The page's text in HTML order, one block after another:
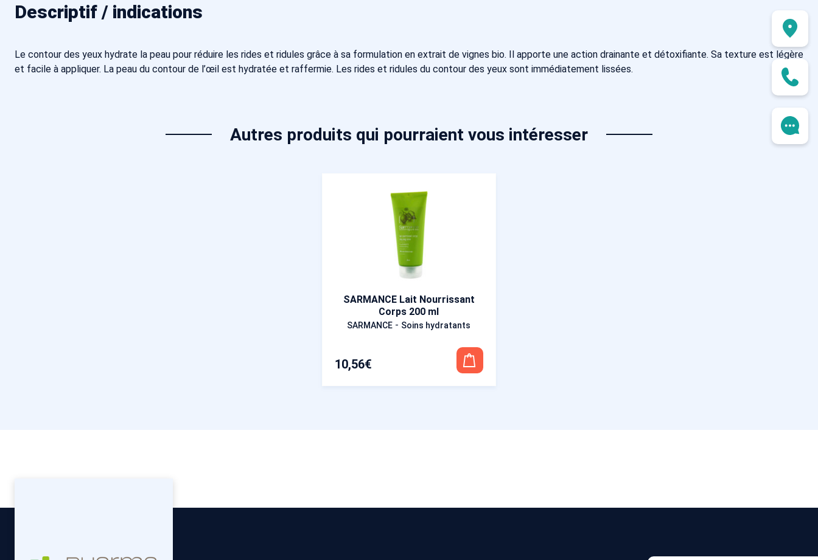
Descriptif / indications
Le contour des yeux hydrate la peau pour réduire les rides et ridules grâce à sa formulation en extrait de vignes bio. Il apporte une action drainante et détoxifiante. Sa texture est légère
et facile à appliquer. La peau du contour de l’œil est hydratée et raffermie. Les rides et ridules du contour des yeux sont immédiatement lissées.
Autres produits qui pourraient vous intéresser
SARMANCE Lait Nourrissant
Corps 200 ml
SARMANCE - Soins hydratants
10,56€